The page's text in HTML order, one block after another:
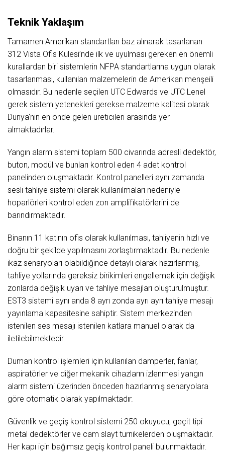
Teknik Yaklaşım
Tamamen Amerikan standartları baz alınarak tasarlanan
312 Vista Ofis Kulesi’nde ilk ve uyulması gereken en önemli
kurallardan biri sistemlerin NFPA standartlarına uygun olarak
tasarlanması, kullanılan malzemelerin de Amerikan menşeili
olmasıdır. Bu nedenle seçilen UTC Edwards ve UTC Lenel
gerek sistem yetenekleri gerekse malzeme kalitesi olarak
Dünya'nın en önde gelen üreticileri arasında yer
almaktadırlar.
Yangın alarm sistemi toplam 500 civarında adresli dedektör,
buton, modül ve bunları kontrol eden 4 adet kontrol
panelinden oluşmaktadır. Kontrol panelleri aynı zamanda
sesli tahliye sistemi olarak kullanılmaları nedeniyle
hoparlörleri kontrol eden zon amplifikatörlerini de
barındırmaktadır.
Binanın 11 katının ofis olarak kullanılması, tahliyenin hızlı ve
doğru bir şekilde yapılmasını zorlaştırmaktadır. Bu nedenle
ikaz senaryoları olabildiğince detaylı olarak hazırlanmış,
tahliye yollarında gereksiz birikimleri engellemek için değişik
zonlarda değişik uyarı ve tahliye mesajları oluşturulmuştur.
EST3 sistemi aynı anda 8 ayrı zonda ayrı ayrı tahliye mesajı
yayınlama kapasitesine sahiptir. Sistem merkezinden
istenilen ses mesajı istenilen katlara manuel olarak da
iletilebilmektedir.
Duman kontrol işlemleri için kullanılan damperler, fanlar,
aspiratörler ve diğer mekanik cihazların izlenmesi yangın
alarm sistemi üzerinden önceden hazırlanmış senaryolara
göre otomatik olarak yapılmaktadır.
Güvenlik ve geçiş kontrol sistemi 250 okuyucu, geçit tipi
metal dedektörler ve cam slayt turnikelerden oluşmaktadır.
Her kapı için bağımsız geçiş kontrol paneli bulunmaktadır.